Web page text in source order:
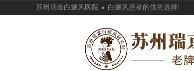
苏州瑞金白癜风医院 . 白癜风患者的优先选择!